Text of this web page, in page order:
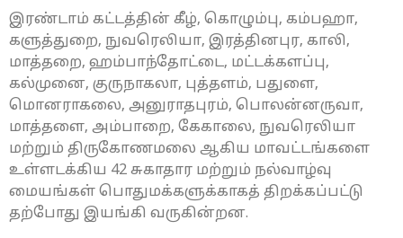
இரண்டாம் கட்டத்தின் கீழ், கொழும்பு, கம்பஹா,
களுத்துறை, நுவரெலியா, இரத்தினபுர, காலி,
மாத்தறை, ஹம்பாந்தோட்டை, மட்டக்களப்பு,
கல்முனை, குருநாகலா, புத்தளம், பதுளை,
மொனராகலை, அனுராதபுரம், பொலன்னருவா,
மாத்தளை, அம்பாறை, கேகாலை, நுவரெலியா
மற்றும் திருகோணமலை ஆகிய மாவட்டங்களை
உள்ளடக்கிய 42 சுகாதார மற்றும் நல்வாழ்வு
மையங்கள் பொதுமக்களுக்காகத் திறக்கப்பட்டு
தற்போது இயங்கி வருகின்றன.